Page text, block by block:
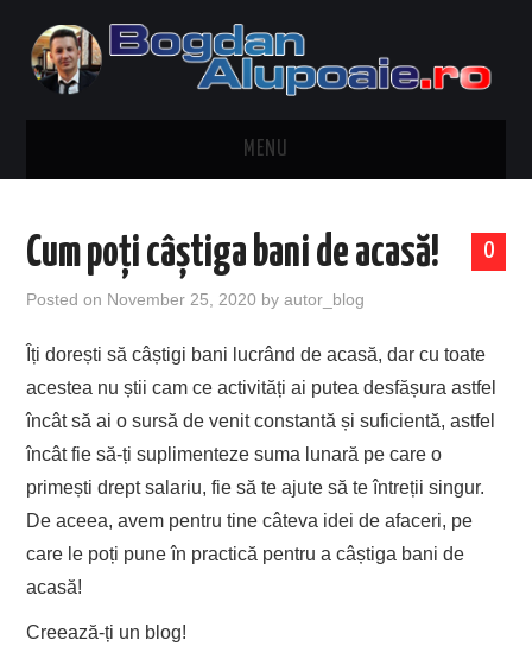
MENU
CONTACT
AUTOMOBILE
DRESS TO IMPRESS
TRAVEL
TECH
0
Cum poți câștiga bani de acasă!
Posted on November 25, 2020 byautor_blog
Îți dorești să câștigi bani lucrând de acasă, dar cu toate
acestea nu știi cam ce activități ai putea desfășura astfel
încât să ai o sursă de venit constantă și suficientă, astfel
încât fie să-ți suplimenteze suma lunară pe care o
primești drept salariu, fie să te ajute să te întreții singur.
De aceea, avem pentru tine câteva idei de afaceri, pe
care le poți pune în practică pentru a câștiga bani de
acasă!
Creează-ți un blog!